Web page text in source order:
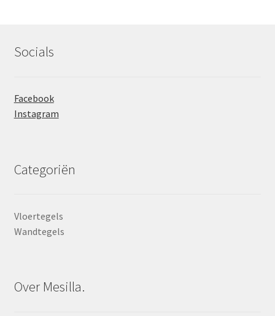
Socials
Facebook
Instagram
Categoriën
Vloertegels
Wandtegels
Over Mesilla.